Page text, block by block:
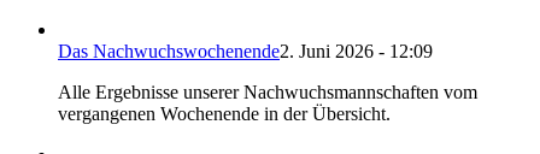
Das Nachwuchswochenende2. Juni 2026 - 12:09
Alle Ergebnisse unserer Nachwuchsmannschaften vom
vergangenen Wochenende in der Übersicht.